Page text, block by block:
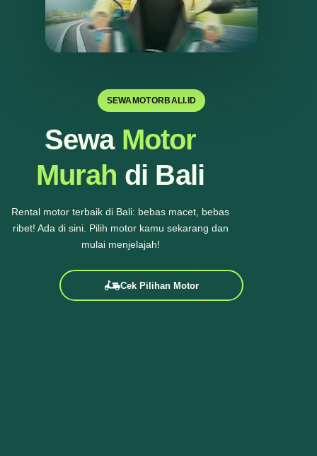
SEWAMOTORBALI.ID
Sewa Motor
Murah di Bali
Rental motor terbaik di Bali: bebas macet, bebas
ribet! Ada di sini. Pilih motor kamu sekarang dan
mulai menjelajah!
Cek Pilihan Motor